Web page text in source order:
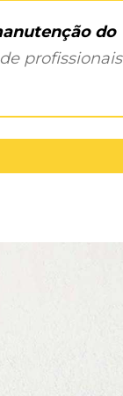
do
profissionais